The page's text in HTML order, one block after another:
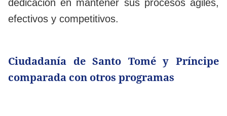
dedicación en mantener sus procesos ágiles,
efectivos y competitivos.
Ciudadanía de Santo Tomé y Príncipe
comparada con otros programas